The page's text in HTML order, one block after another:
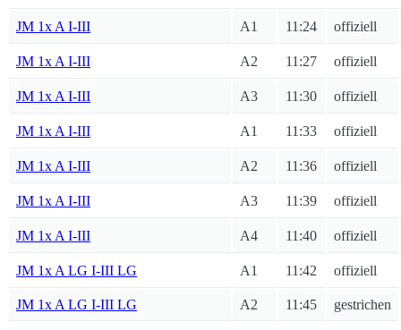
JM 1x A I-III A1 11:24 offiziell
JM 1x A I-III A2 11:27 offiziell
JM 1x A I-III A3 11:30 offiziell
JM 1x A I-III A1 11:33 offiziell
JM 1x A I-III A2 11:36 offiziell
JM 1x A I-III A3 11:39 offiziell
JM 1x A I-III A4 11:40 offiziell
JM 1x A LG I-III LG A1 11:42 offiziell
JM 1x A LG I-III LG A2 11:45 gestrichen